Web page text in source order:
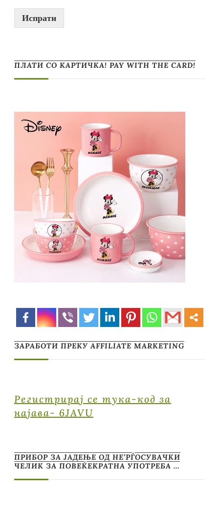
Испрати
ПЛАТИ СО КАРТИЧКА! PAY WITH THE CARD!
ЗАРАБОТИ ПРЕКУ AFFILIATE MARKETING
Регистрирај се тука-код за
најава- 6JAVU
ПРИБОР ЗА ЈАДЕЊЕ ОД НЕ’РЃОСУВАЧКИ
ЧЕЛИК ЗА ПОВЕЌЕКРАТНА УПОТРЕБА …